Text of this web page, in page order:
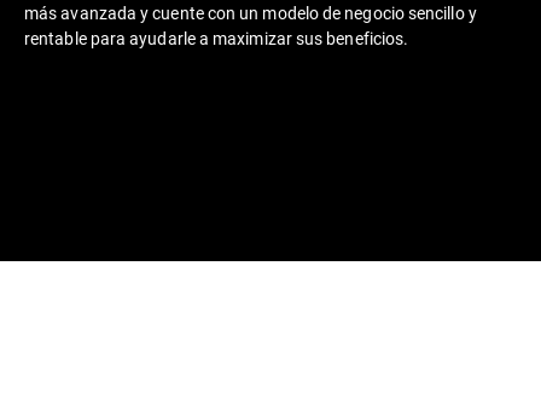
más avanzada y cuente con un modelo de negocio sencillo y
rentable para ayudarle a maximizar sus beneficios.